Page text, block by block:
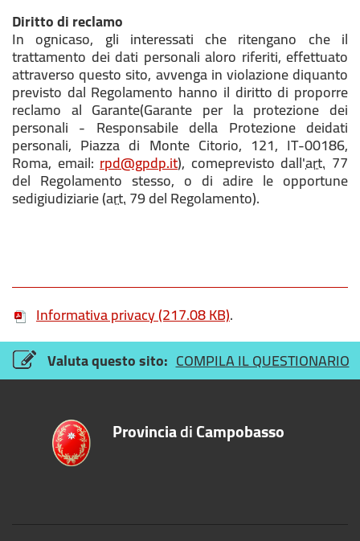
Diritto di reclamo
In ognicaso, gli interessati che ritengano che il
trattamento dei dati personali aloro riferiti, effettuato
attraverso questo sito, avvenga in violazione diquanto
previsto dal Regolamento hanno il diritto di proporre
reclamo al Garante(Garante per la protezione dei
personali - Responsabile della Protezione deidati
personali, Piazza di Monte Citorio, 121, IT-00186,
Roma, email:rpd@gpdp.it), comeprevisto dall'art. 77
del Regolamento stesso, o di adire le opportune
sedigiudiziarie (art.79 del Regolamento).
Informativa privacy(217.08 KB).
Valuta questo sito: COMPILA IL QUESTIONARIO
ProvinciadiCampobasso